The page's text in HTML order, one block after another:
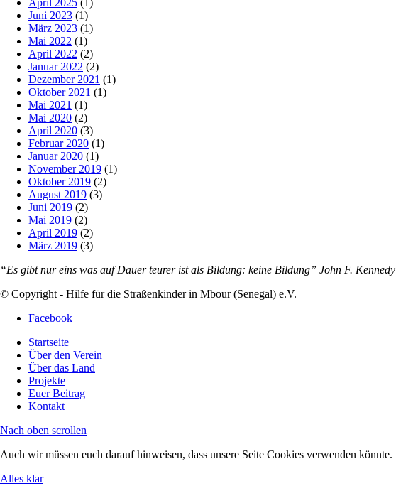
April 2025 (1)
Juni 2023 (1)
März 2023 (1)
Mai 2022 (1)
April 2022 (2)
Januar 2022 (2)
Dezember 2021 (1)
Oktober 2021 (1)
Mai 2021 (1)
Mai 2020 (2)
April 2020 (3)
Februar 2020 (1)
Januar 2020 (1)
November 2019 (1)
Oktober 2019 (2)
August 2019 (3)
Juni 2019 (2)
Mai 2019 (2)
April 2019 (2)
März 2019 (3)
“Es gibt nur eins was auf Dauer teurer ist als Bildung: keine Bildung” John F. Kennedy
© Copyright - Hilfe für die Straßenkinder in Mbour (Senegal) e.V.
Facebook
Startseite
Über den Verein
Über das Land
Projekte
Euer Beitrag
Kontakt
Nach oben scrollen
Auch wir müssen euch darauf hinweisen, dass unsere Seite Cookies verwenden könnte.
Alles klar